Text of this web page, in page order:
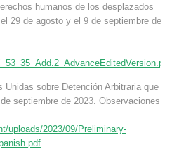
humanos de los desplazados
29 de agosto y el 9 de septiembre de
Unidas sobre Detención Arbitraria que
septiembre de 2023. Observaciones
uploads/2023/09/Preliminary-